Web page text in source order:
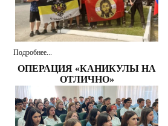
Подробнее...
ОПЕРАЦИЯ «КАНИКУЛЫ НА
ОТЛИЧНО»